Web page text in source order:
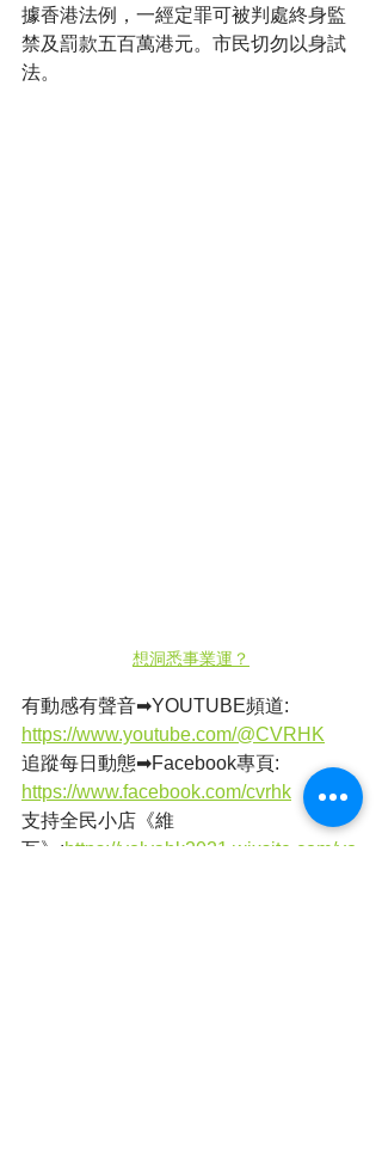
據香港法例，一經定罪可被判處終身監
禁及罰款五百萬港元。市民切勿以身試
法。
想洞悉事業運？
有動感有聲音➡YOUTUBE頻道:
https://www.youtube.com/@CVRHK
追蹤每日動態➡Facebook專頁:
https://www.facebook.com/cvrhk
支持全民小店《維
瓦》:https://volvahk2021.wixsite.com/vo